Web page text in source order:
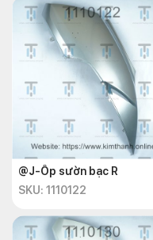
@J-Ốp sườn bạc R
SKU: 1110122